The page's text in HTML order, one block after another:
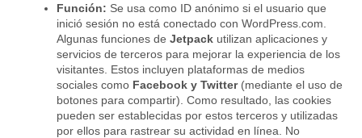
Función: Se usa como ID anónimo si el usuario que
inició sesión no está conectado con WordPress.com.
Algunas funciones de Jetpack utilizan aplicaciones y
servicios de terceros para mejorar la experiencia de los
visitantes. Estos incluyen plataformas de medios
sociales como Facebook y Twitter(mediante el uso de
botones para compartir). Como resultado, las cookies
pueden ser establecidas por estos terceros y utilizadas
por ellos para rastrear su actividad en línea. No